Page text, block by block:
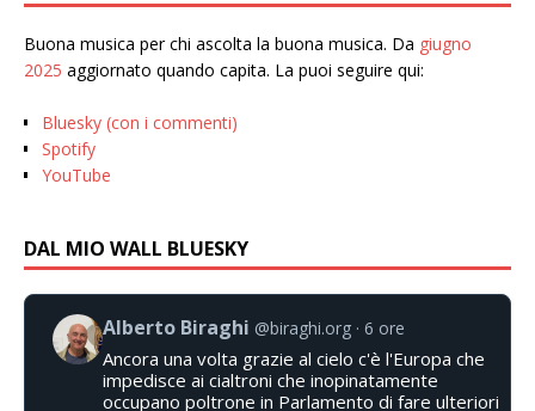
Buona musica per chi ascolta la buona musica. Da giugno
2025 aggiornato quando capita. La puoi seguire qui:
Bluesky (con i commenti)
Spotify
YouTube
DAL MIO WALL BLUESKY
Alberto Biraghi @biraghi.org 6 ore
Ancora una volta grazie al cielo c'è l'Europa che
impedisce ai cialtroni che inopinatamente
occupano poltrone in Parlamento di fare ulteriori